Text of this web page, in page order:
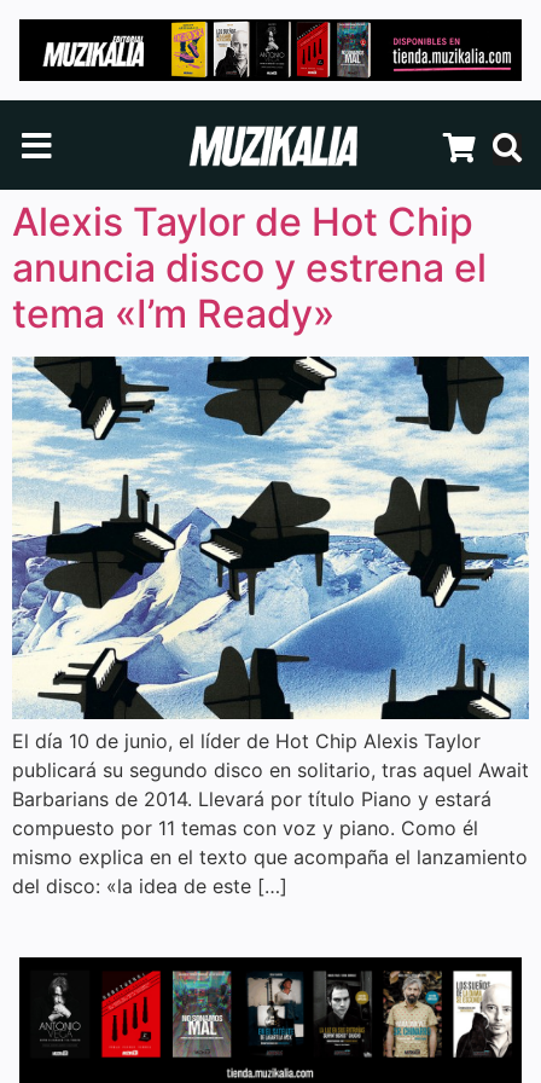
Alexis Taylor de Hot Chip
anuncia disco y estrena el
tema «I’m Ready»
El día 10 de junio, el líder de Hot Chip Alexis Taylor
publicará su segundo disco en solitario, tras aquel Await
Barbarians de 2014. Llevará por título Piano y estará
compuesto por 11 temas con voz y piano. Como él
mismo explica en el texto que acompaña el lanzamiento
del disco: «la idea de este […]